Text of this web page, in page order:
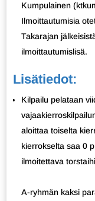
Kumpulainen
Ilmoittautumisia
Takarajan
ilmoittautumislisä.
Lisätiedot:
Kilpailu pelataan
aloittaa toiselta
kierrokselta saa 0
ilmoitettava
A-ryhmän kaksi